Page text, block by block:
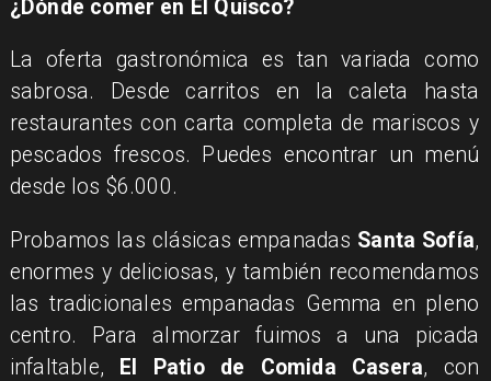
¿Dónde comer en El Quisco?
La oferta gastronómica es tan variada como
sabrosa. Desde carritos en la caleta hasta
restaurantes con carta completa de mariscos y
pescados frescos. Puedes encontrar un menú
desde los $6.000.
Probamos las clásicas empanadas Santa Sofía,
enormes y deliciosas, y también recomendamos
las tradicionales empanadas Gemma en pleno
centro. Para almorzar fuimos a una picada
infaltable,
El Patio de Comida Casera, con